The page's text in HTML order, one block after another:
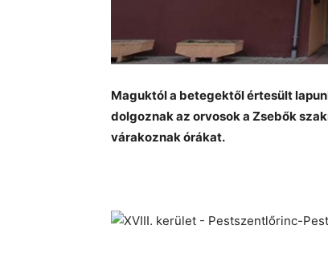
Maguktól a betegektől értesült
dolgoznak az orvosok a Zsebők
várakoznak órákat.